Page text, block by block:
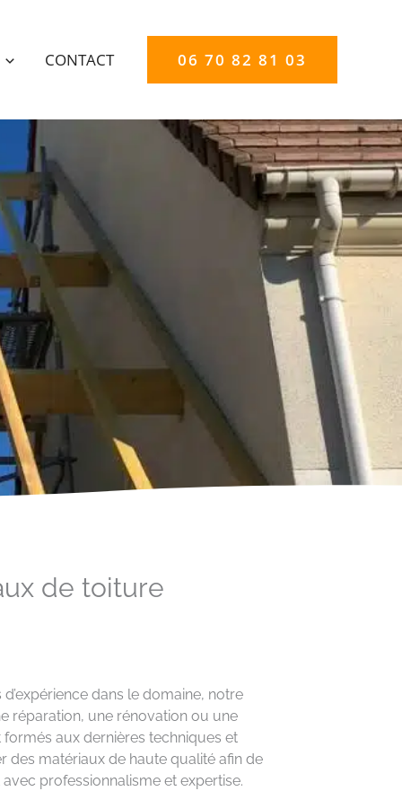
CONTACT 06 70 82 81 03
de toiture
dans le domaine, notre
réparation, une rénovation ou une
aux dernières techniques et
des matériaux de haute qualité afin de
professionnalisme et expertise.